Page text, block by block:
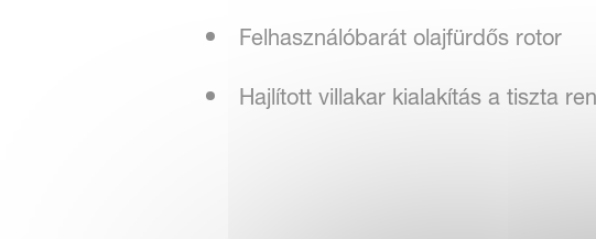
Felhasználóbarát olajfürdős rotor
Hajlított villakar kialakítás a tiszta